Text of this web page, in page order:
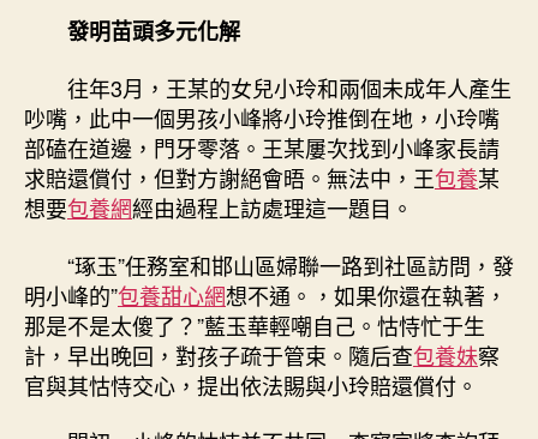
發明苗頭多元化解
往年3月，王某的女兒小玲和兩個未成年人產生
吵嘴，此中一個男孩小峰將小玲推倒在地，小玲嘴
部磕在道邊，門牙零落。王某屢次找到小峰家長請
求賠還償付，但對方謝絕會晤。無法中，王包養某
想要包養網經由過程上訪處理這一題目。
“琢玉”任務室和邯山區婦聯一路到社區訪問，發
明小峰的”包養甜心網想不通。，如果你還在執著，
那是不是太傻了？”藍玉華輕嘲自己。怙恃忙于生
計，早出晚回，對孩子疏于管束。隨后查包養妹察
官與其怙恃交心，提出依法賜與小玲賠還償付。